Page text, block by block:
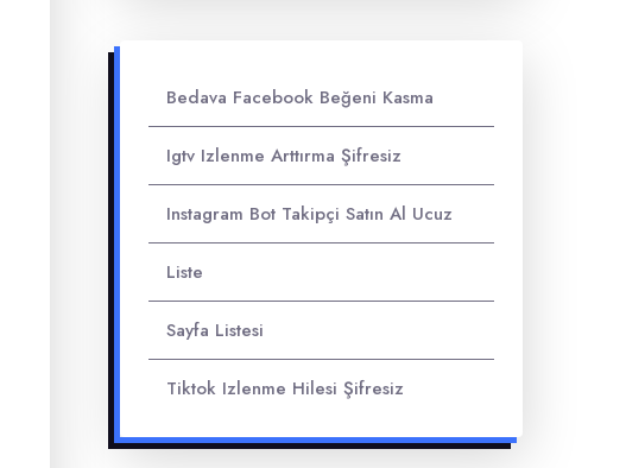
Bedava Facebook Beğeni Kasma
Igtv Izlenme Arttırma Şifresiz
Instagram Bot Takipçi Satın Al Ucuz
Liste
Sayfa Listesi
Tiktok Izlenme Hilesi Şifresiz